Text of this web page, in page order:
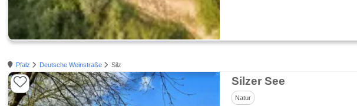
Pfalz Deutsche Weinstraße Silz
Silzer See
Natur